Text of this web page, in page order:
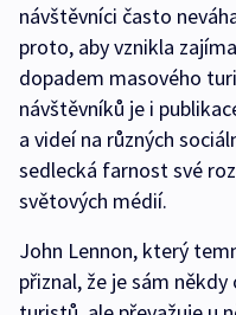
návštěvníci často
proto, aby vznikla
dopadem masového
návštěvníků je i
a videí na různých
sedlecká farnost své
světových médií.
John Lennon, který
přiznal, že je sám